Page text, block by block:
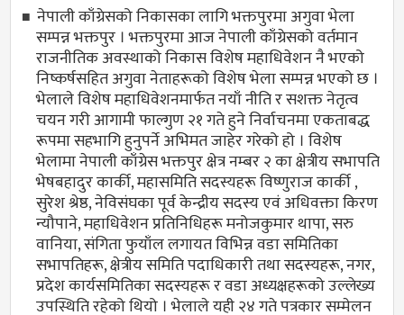
नेपाली काँग्रेसको निकासका लागि भक्तपुरमा अगुवा भेला
सम्पन्न भक्तपुर । भक्तपुरमा आज नेपाली काँग्रेसको वर्तमान
राजनीतिक अवस्थाको निकास विशेष महाधिवेशन नै भएको
निष्कर्षसहित अगुवा नेताहरूको विशेष भेला सम्पन्न भएको छ ।
भेलाले विशेष महाधिवेशनमार्फत नयाँ नीति र सशक्त नेतृत्व
चयन गरी आगामी फाल्गुण २१ गते हुने निर्वाचनमा एकताबद्ध
रूपमा सहभागि हुनुपर्ने अभिमत जाहेर गरेको हो । विशेष
भेलामा नेपाली काँग्रेस भक्तपुर क्षेत्र नम्बर २ का क्षेत्रीय सभापति
भेषबहादुर कार्की, महासमिति सदस्यहरू विष्णुराज कार्की ,
सुरेश श्रेष्ठ, नेविसंघका पूर्व केन्द्रीय सदस्य एवं अधिवक्ता किरण
न्यौपाने, महाधिवेशन प्रतिनिधिहरू मनोजकुमार थापा, सरु
वानिया, संगिता फुयाँल लगायत विभिन्न वडा समितिका
सभापतिहरू, क्षेत्रीय समिति पदाधिकारी तथा सदस्यहरू, नगर,
प्रदेश कार्यसमितिका सदस्यहरू र वडा अध्यक्षहरूको उल्लेख्य
उपस्थिति रहेको थियो । भेलाले यही २४ गते पत्रकार सम्मेलन